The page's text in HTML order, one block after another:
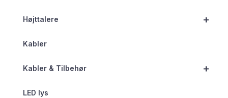
+
Højttalere
Kabler
+
Kabler & Tilbehør
LED lys